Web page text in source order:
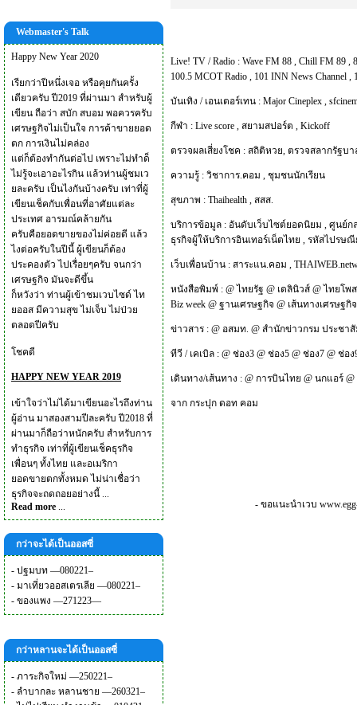
Webmaster's Talk
Happy New Year 2020
เรียกว่าปีหนึ่งเจอ หรือคุยกันครั้ง
เดียวครับ ปี2019 ที่ผ่านมา สำหรับผู้
เขียน ถือว่า สบัก สบอม พอควรครับ
เศรษฐกิจไม่เป็นใจ การค้าขายยอด
ตก การเงินไม่คล่อง
แต่ก็ต้องทำกันต่อไป เพราะไม่ทำด็
ไม่รู้จะเอาอะไรกิน แล้วท่านผู้ชมเว
ยละครับ เป็นไงกันบ้างครับ เท่าที่ผู้
เขียนเช็คกับเพื่อนที่อาศัยแต่ละ
ประเทศ อารมณ์คล้ายกัน
ครับคือยอดขายของไม่ค่อยดี แล้ว
ไงต่อครับในปีนี้ ผู้เขียนก็ต้อง
ประคองตัว ไปเรื่อยๆครับ จนกว่า
เศรษฐกิจ มันจะดีขึ้น
ก็หวังว่า ท่านผู้เข้าชมเวบไซด์ ไท
ยออส มีความสุข ไม่เจ็บ ไม่ป่วย
ตลอดปีครับ
โชคดี
HAPPY NEW YEAR 2019
เข้าใจว่าไม่ได้มาเขียนอะไรถึงท่าน
ผู้อ่าน มาสองสามปีละครับ ปี2018 ที่
ผ่านมาก็ถือว่าหนักครับ สำหรับการ
ทำธุรกิจ เท่าที่ผู้เขียนเช็คธุรกิจ
เพื่อนๆ ทั้งไทย และอเมริกา
ยอดขายตกทั้งหมด ไม่น่าเชื่อว่า
ธุรกิจจะถดถอยอย่างนี้ ...
Read more ...
กว่าจะได้เป็นออสซี่
- ปฐมบท —080221–
- มาเที่ยวออสเตรเลีย —080221–
- ของแพง —271223—
กว่าหลานจะได้เป็นออสซี่
- ภาระกิจใหม่ —250221–
- ลำบากละ หลานชาย —260321–
Live! TV / Radio : Wave FM 88 , Chill FM 89 ,
100.5 MCOT Radio , 101 INN News Channel ,
บันเทิง / เอนเตอร์เทน : Major Cineplex ,
กีฬา : Live score , สยามสปอร์ต , Kickoff
ตรวจผลเสี่ยงโชค : สถิติหวย, ตรวจสลากรัฐบา
ความรู้ : วิชาการ.คอม , ชุมชนนักเรียน
สุขภาพ : Thaihealth , สสส.
บริการข้อมูล : อันดับเว็บไซต์ยอดนิยม , ศูนย์ก
ธุรกิจผู้ให้บริการอินเทอร์เน็ตไทย , รหัสไปรษณี
เว็บเพื่อนบ้าน : สาระแน.คอม ,
หนังสือพิมพ์ : @ ไทยรัฐ @ เดลินิวส์ @ ไทยโพ
Biz week @ ฐานเศรษฐกิจ @ เส้นทางเศรษฐกิ
ข่าวสาร : @ อสมท. @ สำนักข่าวกรม ประชา
ทีวี / เคเบิล : @ ช่อง3 @ ช่อง5 @ ช่อง7 @ ช่อง
เดินทาง/เส้นทาง : @ การบินไทย @ นกแอร์ @
จาก กระปุก ดอท คอม
- ขอแนะนำเวบ